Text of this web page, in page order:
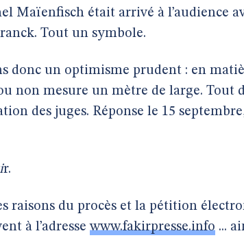
Maïenfisch était arrivé à l’audience
Tout un symbole.
donc un optimisme prudent : en
non mesure un mètre de large. Tout
des juges. Réponse le 15
r.
raisons du procès et la pétition
à l’adressewww.fakirpresse.info ...